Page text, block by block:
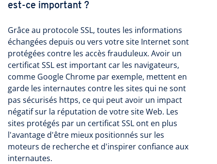
est-ce important ?
Grâce au protocole SSL, toutes les informations
échangées depuis ou vers votre site Internet sont
protégées contre les accès frauduleux. Avoir un
certificat SSL est important car les navigateurs,
comme Google Chrome par exemple, mettent en
garde les internautes contre les sites qui ne sont
pas sécurisés https, ce qui peut avoir un impact
négatif sur la réputation de votre site Web. Les
sites protégés par un certificat SSL ont en plus
l'avantage d'être mieux positionnés sur les
moteurs de recherche et d'inspirer confiance aux
internautes.